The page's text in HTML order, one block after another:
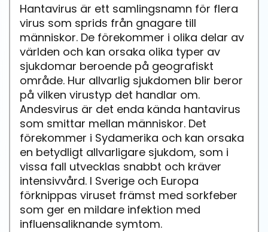
Hantavirus är ett samlingsnamn för flera
virus som sprids från gnagare till
människor. De förekommer i olika delar av
världen och kan orsaka olika typer av
sjukdomar beroende på geografiskt
område. Hur allvarlig sjukdomen blir beror
på vilken virustyp det handlar om.
Andesvirus är det enda kända hantavirus
som smittar mellan människor. Det
förekommer i Sydamerika och kan orsaka
en betydligt allvarligare sjukdom, som i
vissa fall utvecklas snabbt och kräver
intensivvård. I Sverige och Europa
förknippas viruset främst med sorkfeber
som ger en mildare infektion med
influensaliknande symtom.